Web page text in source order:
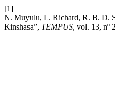
[1]
N. Muyulu, L. Richard, R. B. D.
Kinshasa”, TEMPUS, vol. 13, nº